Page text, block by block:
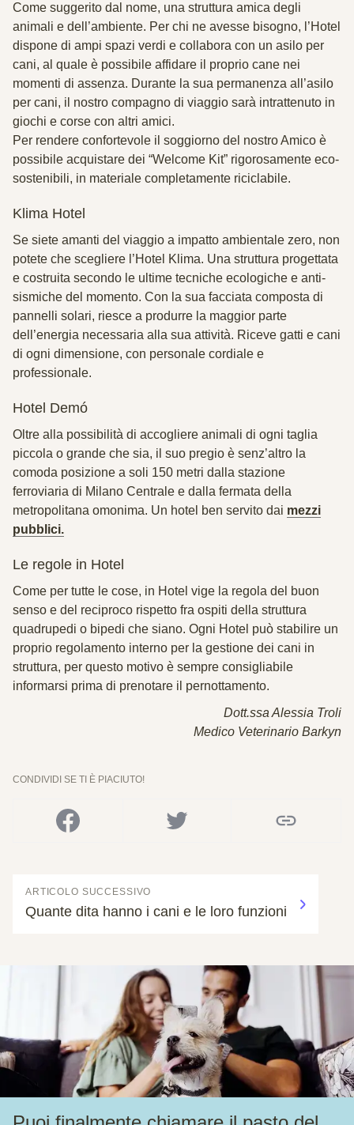
Come suggerito dal nome, una struttura amica degli
animali e dell’ambiente. Per chi ne avesse bisogno, l’Hotel
dispone di ampi spazi verdi e collabora con un asilo per
cani, al quale è possibile affidare il proprio cane nei
momenti di assenza. Durante la sua permanenza all’asilo
per cani, il nostro compagno di viaggio sarà intrattenuto in
giochi e corse con altri amici.
Per rendere confortevole il soggiorno del nostro Amico è
possibile acquistare dei “Welcome Kit” rigorosamente eco-
sostenibili, in materiale completamente riciclabile.
Klima Hotel
Se siete amanti del viaggio a impatto ambientale zero, non
potete che scegliere l’Hotel Klima. Una struttura progettata
e costruita secondo le ultime tecniche ecologiche e anti-
sismiche del momento. Con la sua facciata composta di
pannelli solari, riesce a produrre la maggior parte
dell’energia necessaria alla sua attività. Riceve gatti e cani
di ogni dimensione, con personale cordiale e
professionale.
Hotel Demó
Oltre alla possibilità di accogliere animali di ogni taglia
piccola o grande che sia, il suo pregio è senz’altro la
comoda posizione a soli 150 metri dalla stazione
ferroviaria di Milano Centrale e dalla fermata della
metropolitana omonima. Un hotel ben servito dai mezzi
pubblici.
Le regole in Hotel
Come per tutte le cose, in Hotel vige la regola del buon
senso e del reciproco rispetto fra ospiti della struttura
quadrupedi o bipedi che siano. Ogni Hotel può stabilire un
proprio regolamento interno per la gestione dei cani in
struttura, per questo motivo è sempre consigliabile
informarsi prima di prenotare il pernottamento.
Dott.ssa Alessia Troli
Medico Veterinario Barkyn
CONDIVIDI SE TI È PIACIUTO!
ARTICOLO SUCCESSIVO
Quante dita hanno i cani e le loro funzioni